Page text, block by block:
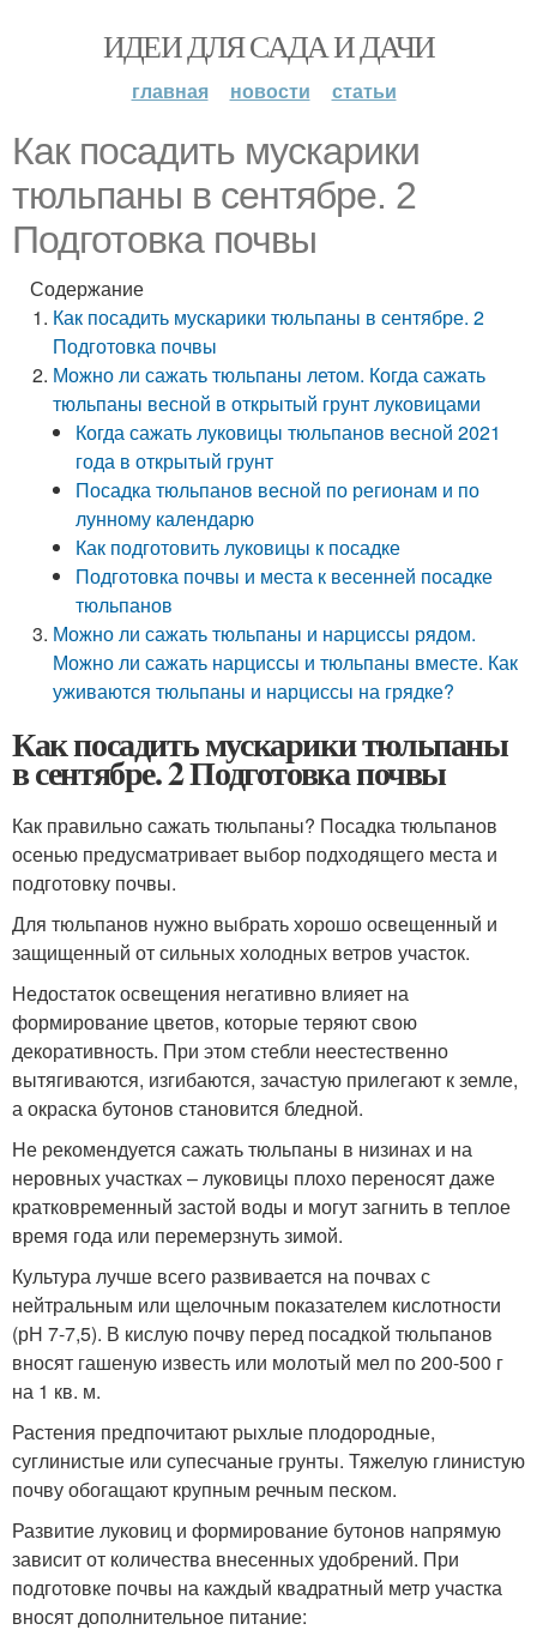
ИДЕИ ДЛЯ САДА И ДАЧИ
главная новости статьи
Как посадить мускарики
тюльпаны в сентябре. 2
Подготовка почвы
Содержание
Как посадить мускарики тюльпаны в сентябре. 2
Подготовка почвы
Можно ли сажать тюльпаны летом. Когда сажать
тюльпаны весной в открытый грунт луковицами
Когда сажать луковицы тюльпанов весной 2021
года в открытый грунт
Посадка тюльпанов весной по регионам и по
лунному календарю
Как подготовить луковицы к посадке
Подготовка почвы и места к весенней посадке
тюльпанов
Можно ли сажать тюльпаны и нарциссы рядом.
Можно ли сажать нарциссы и тюльпаны вместе. Как
уживаются тюльпаны и нарциссы на грядке?
Как посадить мускарики тюльпаны
в сентябре. 2 Подготовка почвы
Как правильно сажать тюльпаны? Посадка тюльпанов
осенью предусматривает выбор подходящего места и
подготовку почвы.
Для тюльпанов нужно выбрать хорошо освещенный и
защищенный от сильных холодных ветров участок.
Недостаток освещения негативно влияет на
формирование цветов, которые теряют свою
декоративность. При этом стебли неестественно
вытягиваются, изгибаются, зачастую прилегают к земле,
а окраска бутонов становится бледной.
Не рекомендуется сажать тюльпаны в низинах и на
неровных участках – луковицы плохо переносят даже
кратковременный застой воды и могут загнить в теплое
время года или перемерзнуть зимой.
Культура лучше всего развивается на почвах с
нейтральным или щелочным показателем кислотности
(рН 7-7,5). В кислую почву перед посадкой тюльпанов
вносят гашеную известь или молотый мел по 200-500 г
на 1 кв. м.
Растения предпочитают рыхлые плодородные,
суглинистые или супесчаные грунты. Тяжелую глинистую
почву обогащают крупным речным песком.
Развитие луковиц и формирование бутонов напрямую
зависит от количества внесенных удобрений. При
подготовке почвы на каждый квадратный метр участка
вносят дополнительное питание: